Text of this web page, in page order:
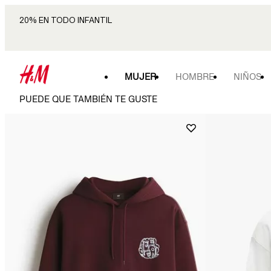
20% EN TODO INFANTIL
MUJER HOMBRE NIÑOS
PUEDE QUE TAMBIÉN TE GUSTE